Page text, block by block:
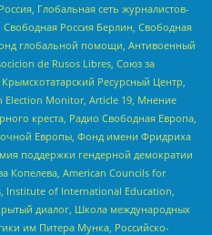
Глобальная сеть журналистов-
Россия Берлин, Свободная
глобальной помощи, Антивоенный
de Rusos Libres, Союз за
Ресурсный Центр,
Election Monitor, Article 19, Мнение
креста, Радио Свободная Европа,
Европы, Фонд имени Фридриха
поддержки гендерной демократии
Копелева, American Councils for
Institute of International Education,
диалог, Школа международных
им Питера Мунка, Российско-